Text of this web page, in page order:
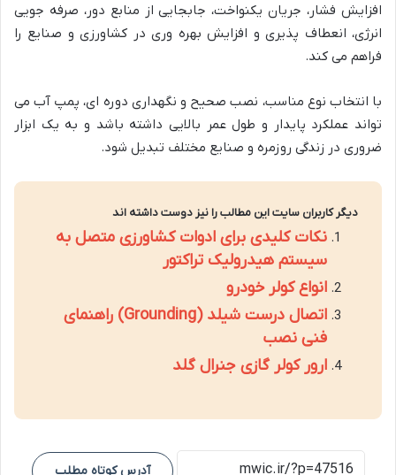
افزایش فشار، جریان یکنواخت، جابجایی از منابع دور، صرفه جویی
انرژی، انعطاف پذیری و افزایش بهره وری در کشاورزی و صنایع را
فراهم می کند.
با انتخاب نوع مناسب، نصب صحیح و نگهداری دوره ای، پمپ آب می
تواند عملکرد پایدار و طول عمر بالایی داشته باشد و به یک ابزار
ضروری در زندگی روزمره و صنایع مختلف تبدیل شود.
دیگر کاربران سایت این مطالب را نیز دوست داشته اند
نکات کلیدی برای ادوات کشاورزی متصل به
سیستم هیدرولیک تراکتور
انواع کولر خودرو
اتصال درست شیلد (Grounding) راهنمای
فنی نصب
ارور کولر گازی جنرال گلد
آدرس کوتاه مطلب